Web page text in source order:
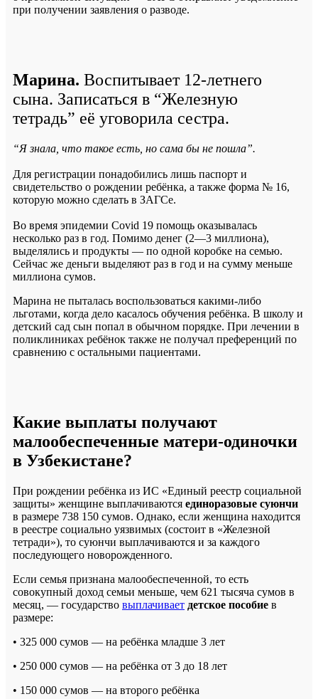
при получении заявления о разводе.
Марина. Воспитывает 12-летнего
сына. Записаться в “Железную
тетрадь” её уговорила сестра.
“Я знала, что такое есть, но сама бы не пошла”.
Для регистрации понадобились лишь паспорт и
свидетельство о рождении ребёнка, а также форма № 16,
которую можно сделать в ЗАГСе.
Во время эпидемии Covid 19 помощь оказывалась
несколько раз в год. Помимо денег (2—3 миллиона),
выделялись и продукты — по одной коробке на семью.
Сейчас же деньги выделяют раз в год и на сумму меньше
миллиона сумов.
Марина не пыталась воспользоваться какими-либо
льготами, когда дело касалось обучения ребёнка. В школу и
детский сад сын попал в обычном порядке. При лечении в
поликлиниках ребёнок также не получал преференций по
сравнению с остальными пациентами.
Какие выплаты получают
малообеспеченные матери-одиночки
в Узбекистане?
При рождении ребёнка из ИС «Единый реестр социальной
защиты» женщине выплачиваются единоразовые суюнчи
в размере 738 150 сумов. Однако, если женщина находится
в реестре социально уязвимых (состоит в «Железной
тетради»), то суюнчи выплачиваются и за каждого
последующего новорожденного.
Если семья признана малообеспеченной, то есть
совокупный доход семьи меньше, чем 621 тысяча сумов в
месяц, — государство выплачивает детское пособие в
размере:
• 325 000 сумов — на ребёнка младше 3 лет
• 250 000 сумов — на ребёнка от 3 до 18 лет
• 150 000 сумов — на второго ребёнка